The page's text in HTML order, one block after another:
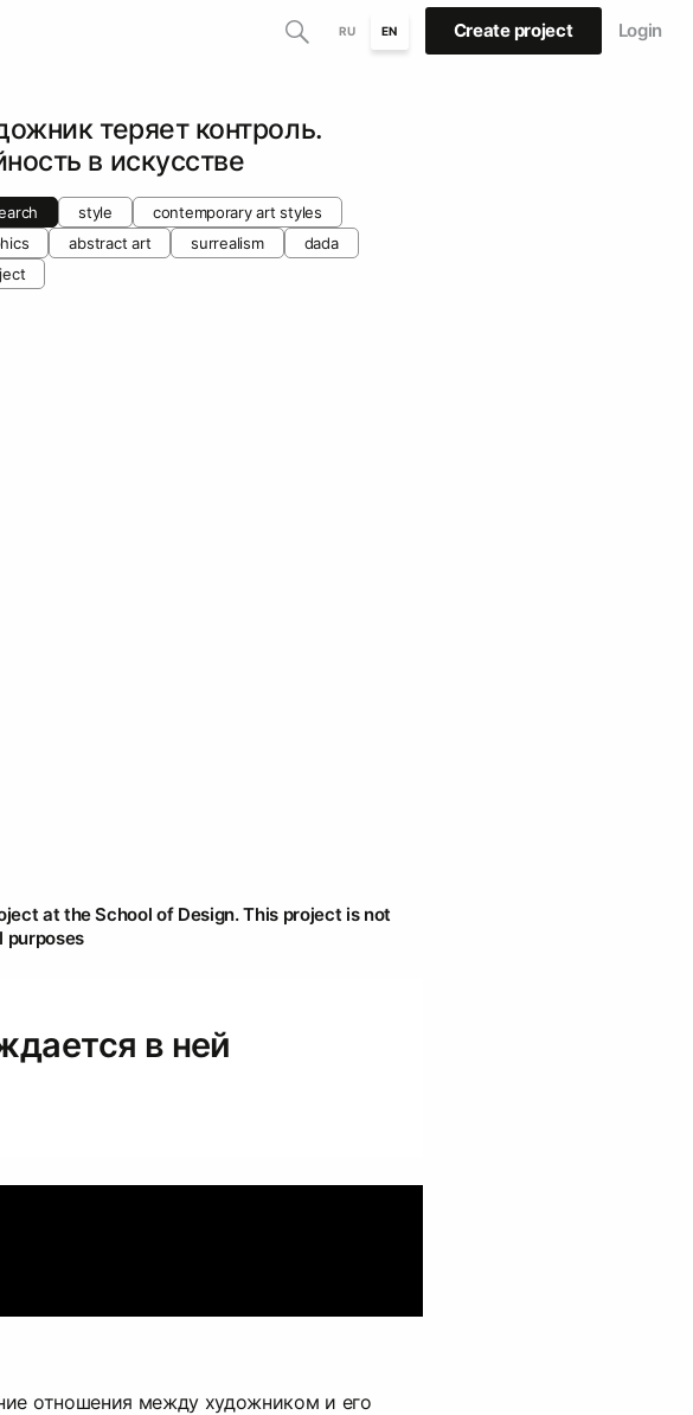
RU EN Create project Login
теряет контроль.
в искусстве
style
contemporary art styles
abstract art surrealism
dada
at the School of Design. This project is not
purposes
в ней
отношения между художником и его